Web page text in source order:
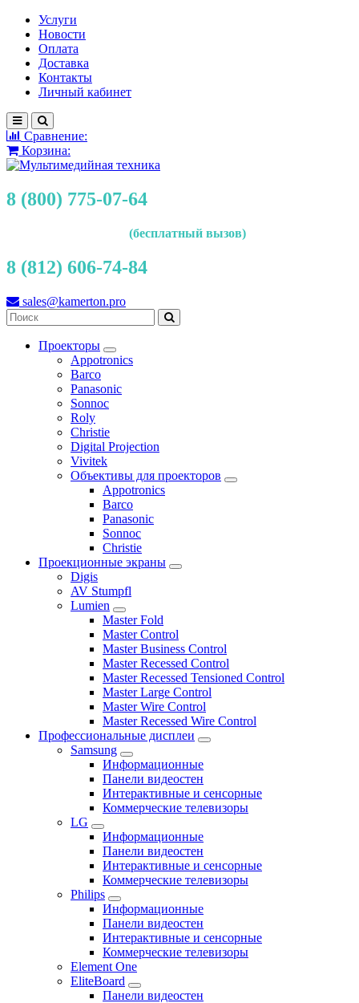
Услуги
Новости
Оплата
Доставка
Контакты
Личный кабинет
Сравнение:
Корзина:
8 (800) 775-07-64
(бесплатный вызов)
8 (812) 606-74-84
sales@kamerton.pro
Проекторы
Appotronics
Barco
Panasonic
Sonnoc
Roly
Christie
Digital Projection
Vivitek
Объективы для проекторов
Appotronics
Barco
Panasonic
Sonnoc
Сhristie
Проекционные экраны
Digis
AV Stumpfl
Lumien
Master Fold
Master Control
Master Business Control
Master Recessed Control
Master Recessed Tensioned Control
Master Large Control
Master Wire Control
Master Recessed Wire Control
Профессиональные дисплеи
Samsung
Информационные
Панели видеостен
Интерактивные и сенсорные
Коммерческие телевизоры
LG
Информационные
Панели видеостен
Интерактивные и сенсорные
Коммерческие телевизоры
Philips
Информационные
Панели видеостен
Интерактивные и сенсорные
Коммерческие телевизоры
Element One
EliteBoard
Панели видеостен